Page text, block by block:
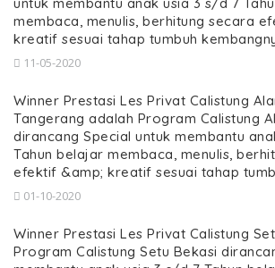
membaca, menulis, berhitung secara
kreatif sesuai tahap tumbuh
11-05-2020
Winner Prestasi Les Privat Calistung
Tangerang adalah Program Calistung
dirancang Special untuk membantu
Tahun belajar membaca, menulis,
efektif &amp; kreatif sesuai tahap
01-10-2020
Winner Prestasi Les Privat Calistung
Program Calistung Setu Bekasi